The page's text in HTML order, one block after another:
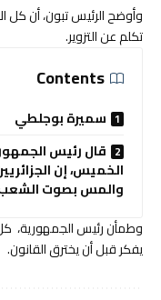
وأوضح الرئيس تبون، أن كل
تكلم عن التزوير.
Contents
سميرة بوجلطي
قال رئيس
الخميس، إن
والمس بصوت الشعب
وطمأن رئيس الجمهورية،
يفكر قبل أن يخترق القانون.